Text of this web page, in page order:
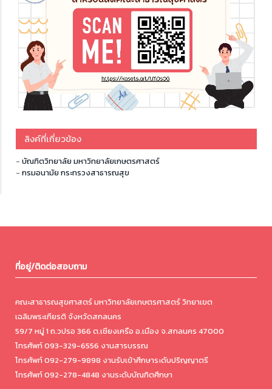
ลิงค์ที่เกี่ยวข้อง
- บัณฑิตวิทยาลัย มหาวิทยาลัยเกษตรศาสตร์
- กรมอนามัย กระทรวงสาธารณสุข
ที่อยู่/ติดต่อสอบถาม
คณะสาธารณสุขศาสตร์ มหาวิทยาลัยเกษตรศาสตร์ วิทยาเขต
เฉลิมพระเกียรติ จังหวัดสกลนคร
59/7 หมู่ 1 ถ.วปรอ 366 ต.เชียงเครือ อ.เมือง จ.สกลนคร 47000
โทรศัพท์ 093-329-6556 งานสารบรรณ
โทรศัพท์ 092-279-9898 งานรับเข้าศึกษาระดับปริญญาตรี
โทรศัพท์ 092-278-4848 งานระดับบัณฑิตศึกษา